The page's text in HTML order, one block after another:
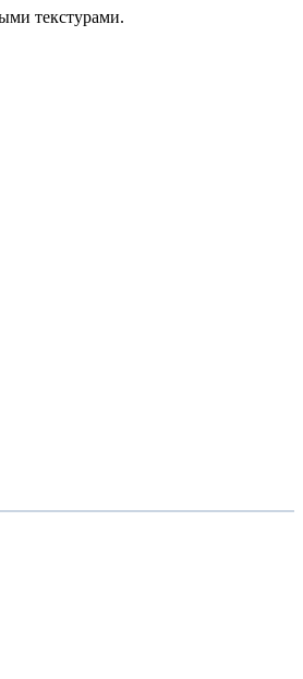
текстурами.